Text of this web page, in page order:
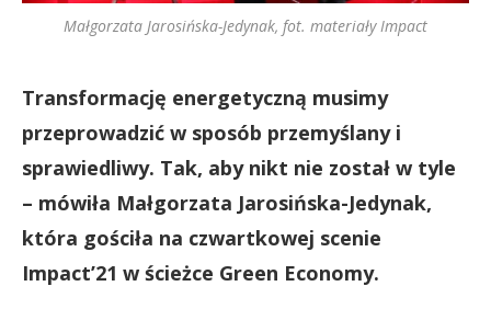
Małgorzata Jarosińska-Jedynak, fot. materiały Impact
Transformację energetyczną musimy
przeprowadzić w sposób przemyślany i
sprawiedliwy. Tak, aby nikt nie został w tyle
– mówiła Małgorzata Jarosińska-Jedynak,
która gościła na czwartkowej scenie
Impact’21 w ścieżce Green Economy.